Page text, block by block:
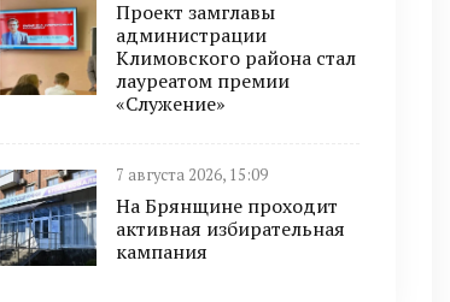
Проект замглавы
администрации
Климовского района стал
лауреатом премии
«Служение»
7 августа 2026, 15:09
На Брянщине проходит
активная избирательная
кампания